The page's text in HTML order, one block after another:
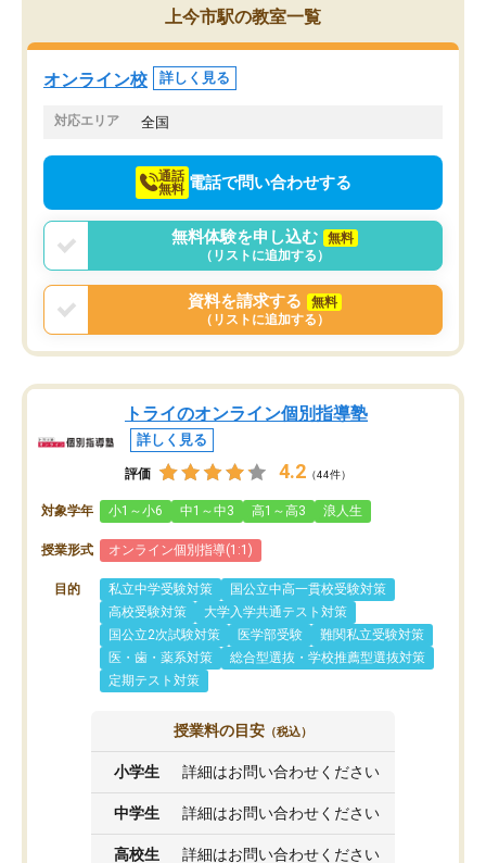
PR等の添削において）。そして、なに
より自習室が解放されている点がよか
ったです。友達と好きな時間に自習
し、お互いを高めあえる環境がありま
けてらっしゃいますので
上今市駅の教室一覧
オンライン校 詳しく見る
対応エリア 全国
通話
無料 電話で問い合わせする
無料体験を申し込む
無料
（リストに追加する）
資料を請求する
無料
（リストに追加する）
トライのオンライン個別指導塾
詳しく見る
評価 4.2 （44件）
対象学年 小1～小6 中1～中3 高1～高3 浪人生
授業形式 オンライン個別指導(1:1)
目的 私立中学受験対策
国公立中高一貫校受験対策
高校受験対策
大学入学共通テスト対策
国公立2次試験対策
医学部受験
難関私立受験対策
医・歯・薬系対策
総合型選抜・学校推薦型選抜対策
定期テスト対策
授業料の目安 （税込）
小学生 詳細はお問い合わせください
中学生 詳細はお問い合わせください
高校生 詳細はお問い合わせください